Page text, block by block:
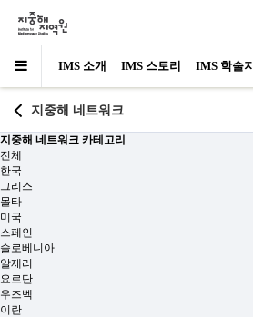
IMS 소개 IMS 스토리 IMS 학술지
지중해 네트워크
지중해 네트워크 카테고리
전체
한국
그리스
몰타
미국
스페인
슬로베니아
알제리
요르단
우즈벡
이란